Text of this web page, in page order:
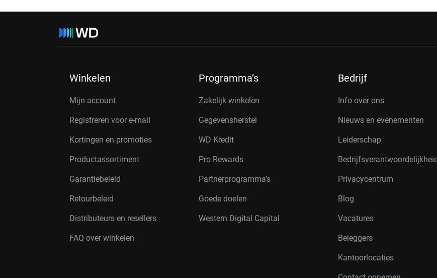
Winkelen
Mijn account
Registreren voor e-mail
Kortingen en promoties
Productassortiment
Garantiebeleid
Retourbeleid
Distributeurs en resellers
FAQ over winkelen
Programma’s
Zakelijk winkelen
Gegevensherstel
WD Kredit
Pro Rewards
Partnerprogramma’s
Goede doelen
Western Digital Capital
Bedrijf
Info over ons
Nieuws en evenementen
Leiderschap
Privacycentrum
Blog
Vacatures
Beleggers
Kantoorlocaties